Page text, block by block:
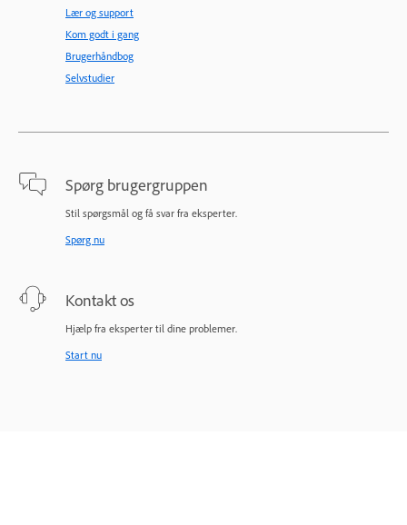
Lær og support
Kom godt i gang
Brugerhåndbog
Selvstudier
Spørg brugergruppen
Stil spørgsmål og få svar fra eksperter.
Spørg nu
Kontakt os
Hjælp fra eksperter til dine problemer.
Start nu